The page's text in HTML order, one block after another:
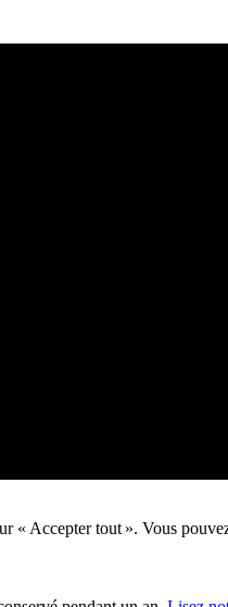
« Accepter tout ». Vous